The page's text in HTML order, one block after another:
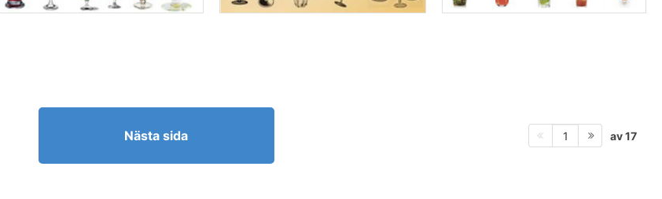
Nästa sida 1 av 17